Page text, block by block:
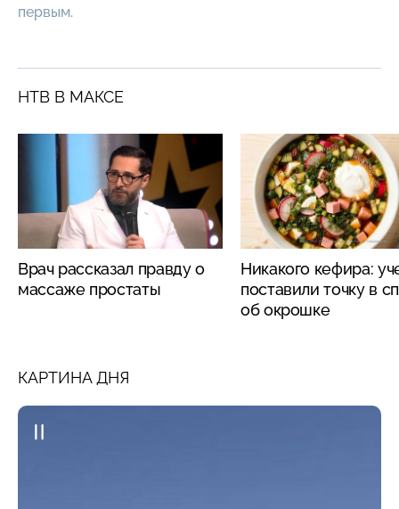
первым.
НТВ В МАКСЕ
Врач рассказал правду о
массаже простаты
Никакого кефира:
поставили точку в
об окрошке
КАРТИНА ДНЯ